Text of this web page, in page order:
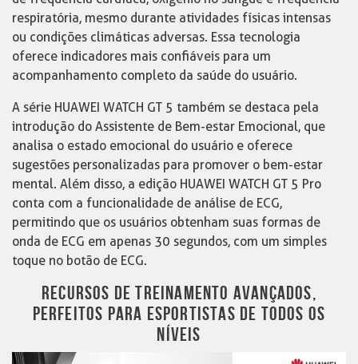
respiratória, mesmo durante atividades físicas intensas
ou condições climáticas adversas. Essa tecnologia
oferece indicadores mais confiáveis para um
acompanhamento completo da saúde do usuário.
A série HUAWEI WATCH GT 5 também se destaca pela
introdução do Assistente de Bem-estar Emocional, que
analisa o estado emocional do usuário e oferece
sugestões personalizadas para promover o bem-estar
mental. Além disso, a edição HUAWEI WATCH GT 5 Pro
conta com a funcionalidade de análise de ECG,
permitindo que os usuários obtenham suas formas de
onda de ECG em apenas 30 segundos, com um simples
toque no botão de ECG.
RECURSOS DE TREINAMENTO AVANÇADOS,
PERFEITOS PARA ESPORTISTAS DE TODOS OS
NÍVEIS